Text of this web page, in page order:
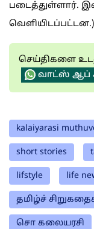
படைத்துள்ளார்.
வெளியிடப்பட்டன.)
செய்திகளை
வாட்ஸ் ஆப்
kalaiyarasi
short stories
lifstyle life
தமிழ்ச்
சொ கலையரசி